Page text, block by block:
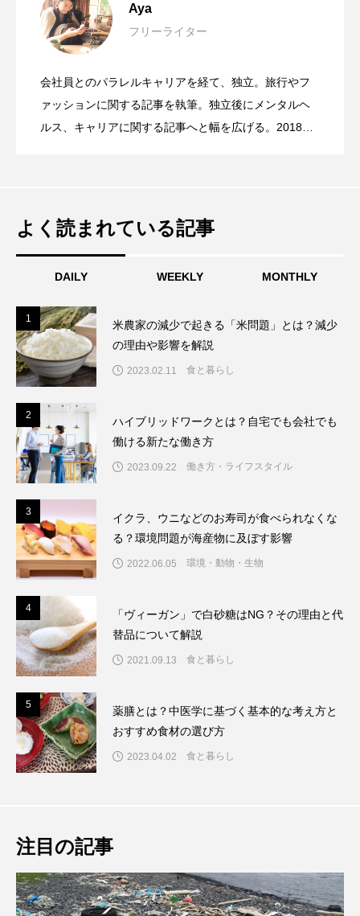
Aya
フリーライター
会社員とのパラレルキャリアを経て、独立。旅行やフ
ァッションに関する記事を執筆。独立後にメンタルヘ
ルス、キャリアに関する記事へと幅を広げる。2018年1
筆開始。
2023.12.21
用との違いや注目される背景
2023.10.21 男性育休が義務化！取得による企業や従
でも働ける新たな働き方
ける普及の背景や廃止理由、働き方への
影響
アップサイクル食品でフードロスを削
減。リサイクルとの違いと市場規模拡大
よく読まれている記事
DAILY WEEKLY MONTHLY
1
米農家の減少で起きる「米問題」とは？減少
の理由や影響を解説
2023.02.11 食と暮らし
2
ハイブリッドワークとは？自宅でも会社でも
働ける新たな働き方
2023.09.22 働き方・ライフスタイル
3
イクラ、ウニなどのお寿司が食べられなくな
る？環境問題が海産物に及ぼす影響
2022.06.05 環境・動物・生物
4
「ヴィーガン」で白砂糖はNG？その理由と代
替品について解説
2021.09.13 食と暮らし
5
薬膳とは？中医学に基づく基本的な考え方と
おすすめ食材の選び方
2023.04.02 食と暮らし
注目の記事